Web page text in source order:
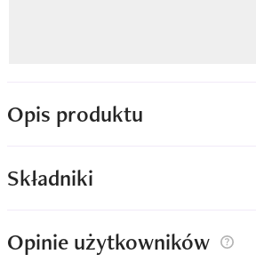
Opis produktu
Składniki
Opinie użytkowników